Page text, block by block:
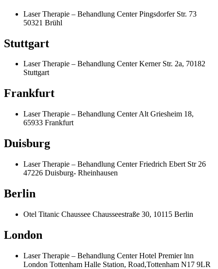
Laser Therapie – Behandlung Center Pingsdorfer Str. 73
50321 Brühl
Stuttgart
Laser Therapie – Behandlung Center Kerner Str. 2a, 70182
Stuttgart
Frankfurt
Laser Therapie – Behandlung Center Alt Griesheim 18,
65933 Frankfurt
Duisburg
Laser Therapie – Behandlung Center Friedrich Ebert Str 26
47226 Duisburg- Rheinhausen
Berlin
Otel Titanic Chaussee Chausseestraße 30, 10115 Berlin
London
Laser Therapie – Behandlung Center Hotel Premier lnn
London Tottenham Halle Station, Road,Tottenham N17 9LR